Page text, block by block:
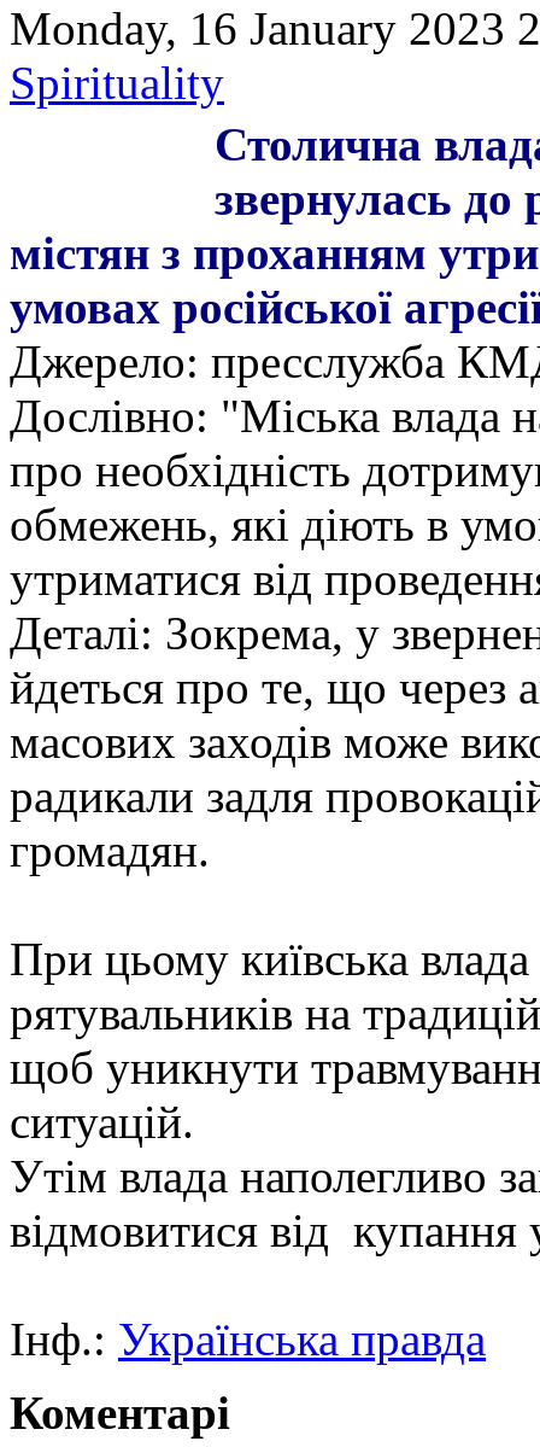
Monday, 16 January 2023
Spirituality
Столична
звернулась до
містян з проханням
умовах російської
Джерело: пресслужба
Дослівно: "Міська влада
про необхідність
обмежень, які діють в
утриматися від
Деталі: Зокрема, у
йдеться про те, що через
масових заходів може
радикали задля
громадян.
При цьому київська влада
рятувальників на
щоб уникнути
ситуацій.
Утім влада наполегливо
відмовитися від
Інф.: Українська правда
Коментарі